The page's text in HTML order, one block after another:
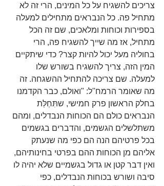
צריכים להשגיח על כל המינים, הרי זה לא
מתחיל פה. כל הנבראים מתחילים למעלה
בספירות וכוחות ומלאכים, שם זה הכל
מתחיל, אז מה שייך להשגיח פה, הרי
בחוליה מעל יכול להיות קצר? כדי שיתקיים
המין הזה, צריך להשגיח בשורש שלו
למעלה. שם צריכה להתחיל ההשגחה. זה
מה שאומר הרמח''ל: "ואולם, כבר הקדמנו
בחלק הראשון פרק חמישי, שתִּחְלַּת
הנבראים כולם הם הכוחות הנבדלים, ומהם
משתלשלים הגשמים, והדברים בגשמים
בכל פרטיהם הנה הם כפי מה שנעתק
אליהם מן הכוחות ההם בפרטי בחינותיהם,
ואין דבר קטן או גדול בגשמיים שלא יהיה לו
סיבה ושורש בכוחות הנבדלים, כפי